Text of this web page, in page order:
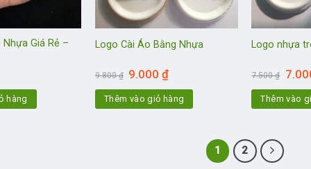
Nhựa Giá Rẻ –
hàng
Logo Cài Áo Bằng Nhựa
9.800₫ Giá
gốc
là:
9.800 ₫.
9.000₫Giá
tại
là:
9.000 ₫.
Thêm vào giỏ hàng
Logo nhựa
7.500₫
Giá
gốc
là:
7.500
Thêm vào
1 2